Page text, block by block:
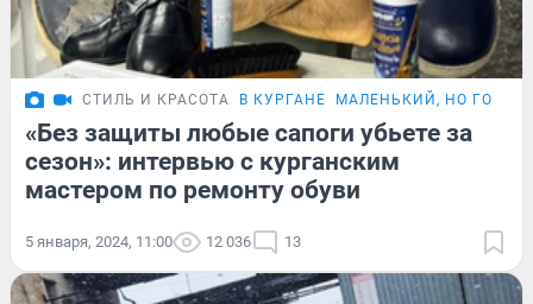
СТИЛЬ И КРАСОТА В КУРГАНЕ МАЛЕНЬКИЙ, НО
«Без защиты любые сапоги убьете за
сезон»: интервью с курганским
мастером по ремонту обуви
5 января, 2024, 11:00 12 036 13